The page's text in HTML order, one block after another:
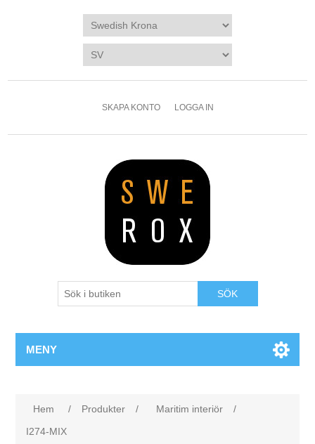
SKAPA KONTO LOGGA IN
SÖK
MENY
Hem / Produkter / Maritim interiör
/
I274-MIX